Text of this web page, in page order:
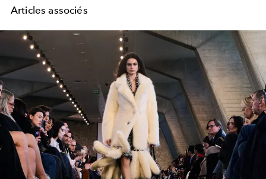
Articles associés